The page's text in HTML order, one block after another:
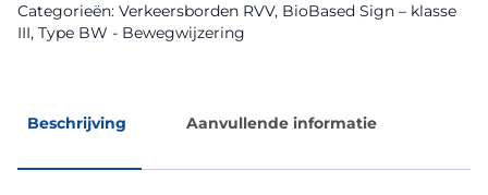
Categorieën: Verkeersborden RVV, BioBased Sign – klasse
III, Type BW - Bewegwijzering
Beschrijving Aanvullende informatie